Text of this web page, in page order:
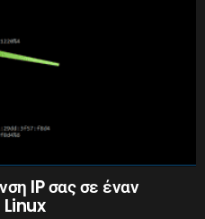
IP σας σε έναν